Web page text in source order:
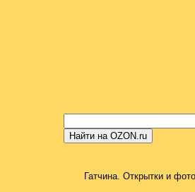
Гатчина. Открытки и